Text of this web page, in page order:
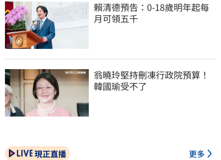
賴清德預告：0-18歲明年起每
月可領五千
翁曉玲堅持刪凍行政院預算！
韓國瑜受不了
現正直播 更多